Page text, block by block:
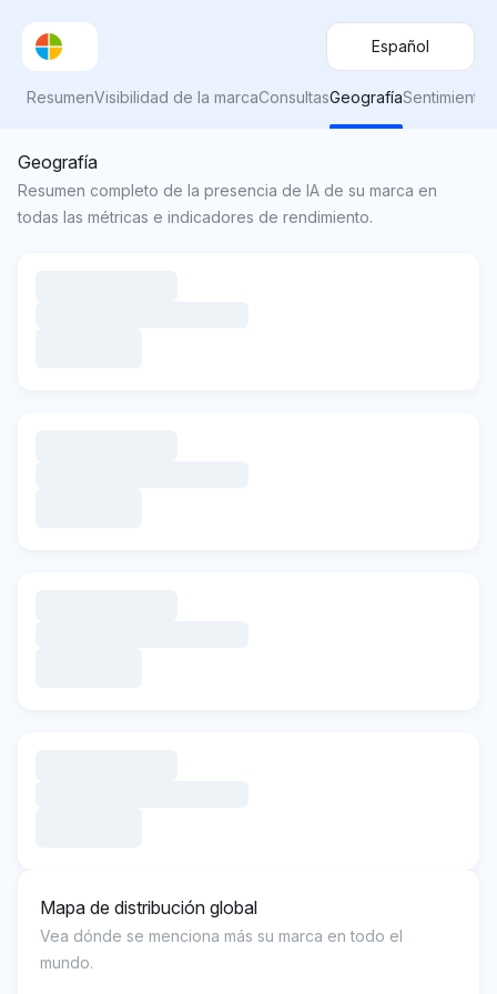
Español
ResumenVisibilidad de la marcaConsultasGeografíaSentimiento
Geografía
Resumen completo de la presencia de IA de su marca en
todas las métricas e indicadores de rendimiento.
Mapa de distribución global
Vea dónde se menciona más su marca en todo el
mundo.